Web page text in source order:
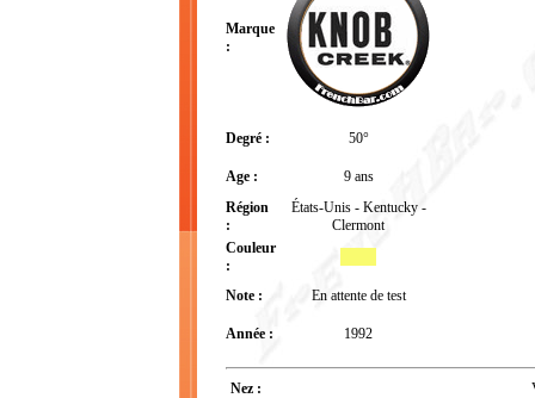
Marque
:
Degré : 50°
Age :
9 ans
Région
:
États-Unis - Kentucky -
Clermont
Couleur
:
Note :
En attente de test
Année : 1992
Nez :